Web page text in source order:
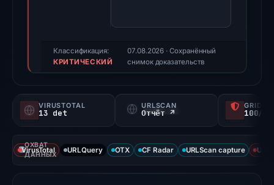
score,
not
13
Классификация:
КРИТИЧЕСКИЙ
07.08.2026 · Сохранённый
снимок доказательств
VIRUSTOTAL
13 det
URLSCAN
Отчёт ↗ 100/
ОХВАТ
ДАННЫХ
VirusTotal URLQuery OTX CF Radar URLScan capture